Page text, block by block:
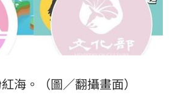
海。（圖／翻攝畫面）